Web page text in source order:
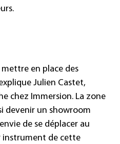
en place des
Julien Castet,
chez Immersion. La zone
devenir un showroom
de se déplacer au
instrument de cette